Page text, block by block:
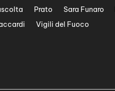
Prato Sara Funaro
Vigili del Fuoco